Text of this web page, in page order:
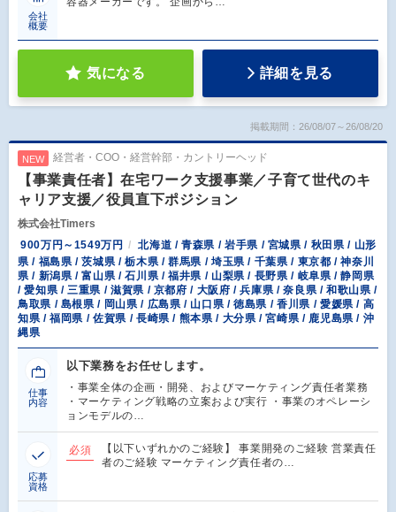
会社
概要
気になる 詳細を見る
掲載期間：26/08/07～26/08/20
NEW 経営者・COO・経営幹部・カントリーヘッド
【事業責任者】在宅ワーク支援事業／子育て世代のキ
ャリア支援／役員直下ポジション
株式会社Timers
900万円～1549万円
北海道 / 青森県 / 岩手県 / 宮城県 / 秋田県 / 山形
県 / 福島県 / 茨城県 / 栃木県 / 群馬県 / 埼玉県 / 千葉県 / 東京都 / 神奈川
県 / 新潟県 / 富山県 / 石川県 / 福井県 / 山梨県 / 長野県 / 岐阜県 / 静岡県
/ 愛知県 / 三重県 / 滋賀県 / 京都府 / 大阪府 / 兵庫県 / 奈良県 / 和歌山県 /
鳥取県 / 島根県 / 岡山県 / 広島県 / 山口県 / 徳島県 / 香川県 / 愛媛県 / 高
知県 / 福岡県 / 佐賀県 / 長崎県 / 熊本県 / 大分県 / 宮崎県 / 鹿児島県 / 沖
縄県
仕事
内容
以下業務をお任せします。
・事業全体の企画・開発、およびマーケティング責任者業務
・マーケティング戦略の立案および実行 ・事業のオペレーシ
ョンモデルの…
応募
資格
必須
【以下いずれかのご経験】 事業開発のご経験 営業責任
者のご経験 マーケティング責任者の…